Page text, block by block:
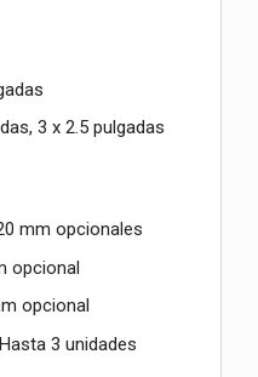
3 x 2.5 pulgadas
mm opcionales
opcional
opcional
3 unidades